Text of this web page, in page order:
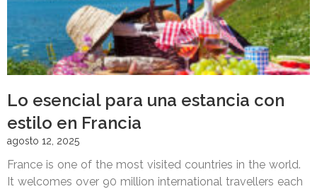
Lo esencial para una estancia con
estilo en Francia
agosto 12, 2025
France is one of the most visited countries in the world.
It welcomes over 90 million international travellers each